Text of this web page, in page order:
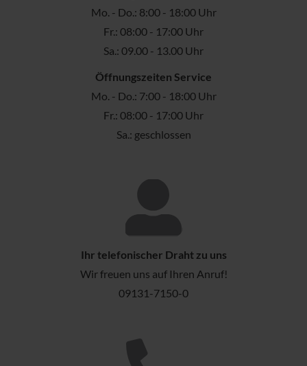
Mo. - Do.: 8:00 - 18:00 Uhr
Fr.: 08:00 - 17:00 Uhr
Sa.: 09.00 - 13.00 Uhr
Öffnungszeiten Service
Mo. - Do.: 7:00 - 18:00 Uhr
Fr.: 08:00 - 17:00 Uhr
Sa.: geschlossen
Ihr telefonischer Draht zu uns
Wir freuen uns auf Ihren Anruf!
09131-7150-0